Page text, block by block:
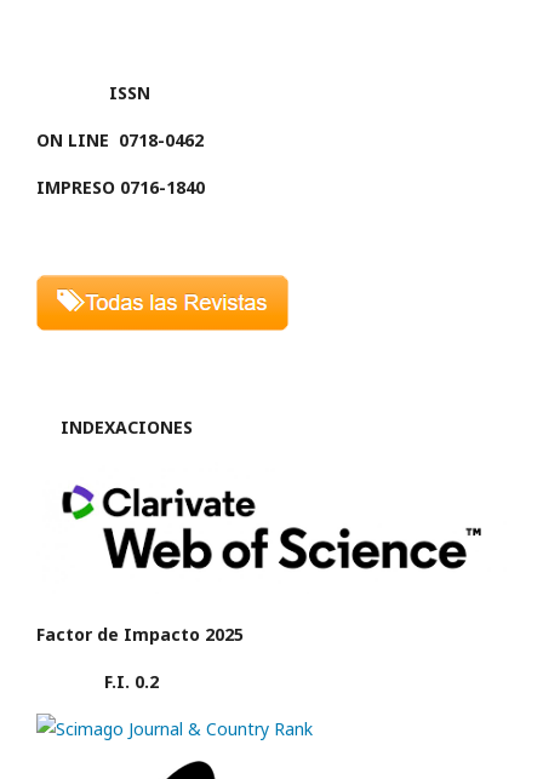
ISSN
ON LINE 0718-0462
IMPRESO 0716-1840
INDEXACIONES
Factor de Impacto 2025
F.I. 0.2